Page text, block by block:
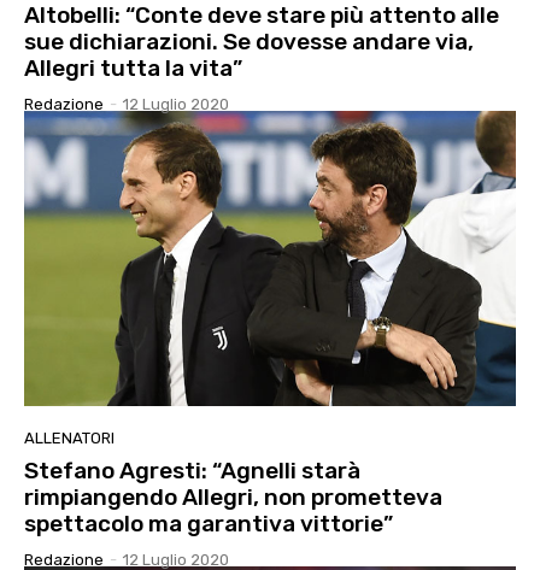
Altobelli: “Conte deve stare più attento alle
sue dichiarazioni. Se dovesse andare via,
Allegri tutta la vita”
Redazione - 12 Luglio 2020
ALLENATORI
Stefano Agresti: “Agnelli starà
rimpiangendo Allegri, non prometteva
spettacolo ma garantiva vittorie”
Redazione - 12 Luglio 2020